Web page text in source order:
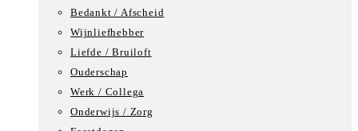
Bedankt / Afscheid
Wijnliefhebber
Liefde / Bruiloft
Ouderschap
Werk / Collega
Onderwijs / Zorg